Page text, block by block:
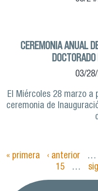
CEREMONIA ANUAL
03/
El Miércoles 28 marzo
ceremonia de
« primera ‹ anterior …
15
…